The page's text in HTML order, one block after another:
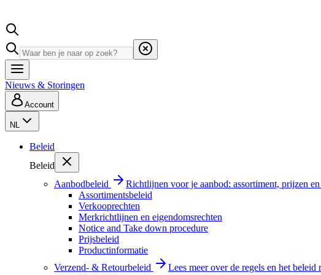
Nieuws & Storingen
Account
NL
Beleid
Beleid
Aanbodbeleid
Richtlijnen voor je aanbod: assortiment, prijzen
Assortimentsbeleid
Verkooprechten
Merkrichtlijnen en eigendomsrechten
Notice and Take down procedure
Prijsbeleid
Productinformatie
Verzend- & Retourbeleid
Lees meer over de regels en het